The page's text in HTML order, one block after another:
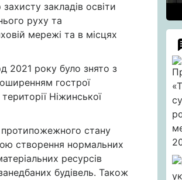
закладів освіти
руху та
мережі та в місцях
2021 року було знято з
гострої
Ніжинської
протипожежного стану
створення нормальних
ресурсів
будівель. Також